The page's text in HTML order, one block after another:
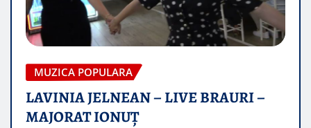
MUZICA POPULARA
LAVINIA JELNEAN – LIVE BRAURI –
MAJORAT IONUŢ